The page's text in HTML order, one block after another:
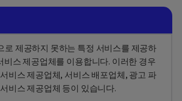
로 제공하지 못하는 특정 서비스를 제공하
비스 제공업체를 이용합니다. 이러한 경우
비스 제공업체, 서비스 배포업체, 광고 파
비스 제공업체 등이 있습니다.